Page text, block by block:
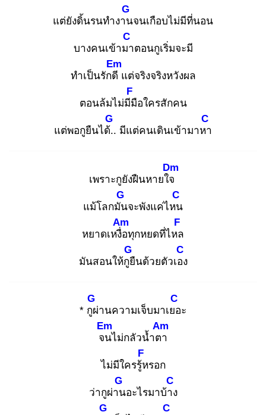
แต่ยังดิ้นรนทำงาน
G
จนเกือบไม่มีที่นอน
บางคนเข้ามา
C
ตอนกูเริ่มจะมี
ทำเป็นรักดี
Em
แต่จริงจริงหวังผล
ตอนล้มไม่มีมื
F
อใครสักคน
แต่พอกูยืนได้..
G
มีแต่คนเดินเข้ามาหา
C
เพราะกูยังฝืนหายใจ
Dm
แม้โลกมัน
G
จะพังแค่ไหน
C
หยาดเหงื่อ
Am
ทุกหยดที่ไหล
F
มันสอนให้กูยื
G
นด้วยตัวเอง
C
* กูผ่
G
านความเจ็บมาเยอ
C
ะ
จน
Em
ไม่กลัวน้ำตา
Am
ไม่มีใครรู้ห
F
รอก
ว่ากูผ่าน
G
อะไรมาบ้าง
C
G
C